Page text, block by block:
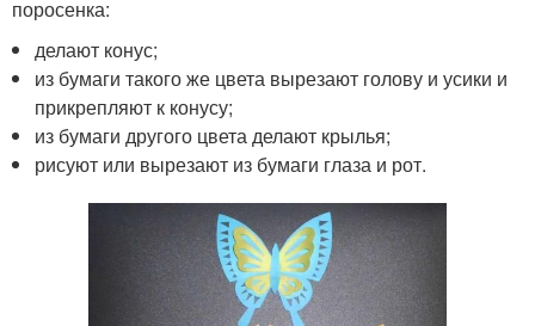
поросенка:
делают конус;
из бумаги такого же цвета вырезают голову и усики и
прикрепляют к конусу;
из бумаги другого цвета делают крылья;
рисуют или вырезают из бумаги глаза и рот.